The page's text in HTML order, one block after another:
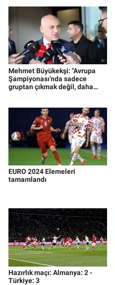
Mehmet Büyükekşi: "Avrupa
Şampiyonası'nda sadece
gruptan çıkmak değil, daha
EURO 2024 Elemeleri
tamamlandı
Hazırlık maçı: Almanya: 2 -
Türkiye: 3